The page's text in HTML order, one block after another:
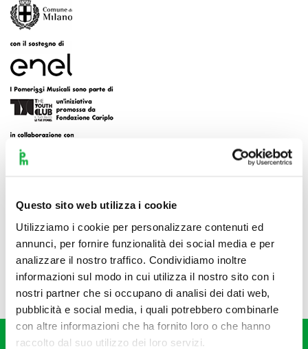
Questo sito web utilizza i cookie
Utilizziamo i cookie per personalizzare contenuti ed
annunci, per fornire funzionalità dei social media e per
analizzare il nostro traffico. Condividiamo inoltre
informazioni sul modo in cui utilizza il nostro sito con i
nostri partner che si occupano di analisi dei dati web,
pubblicità e social media, i quali potrebbero combinarle
con altre informazioni che ha fornito loro o che hanno
raccolto dal suo utilizzo dei loro servizi.